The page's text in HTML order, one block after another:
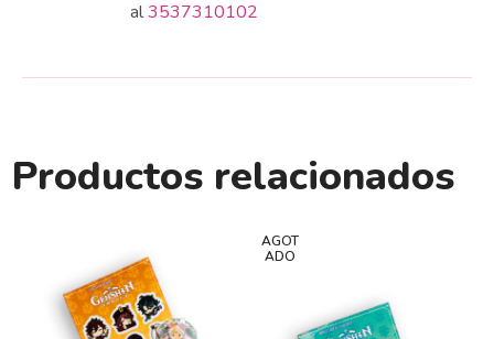
al3537310102
Productos relacionados
AGOT
ADO